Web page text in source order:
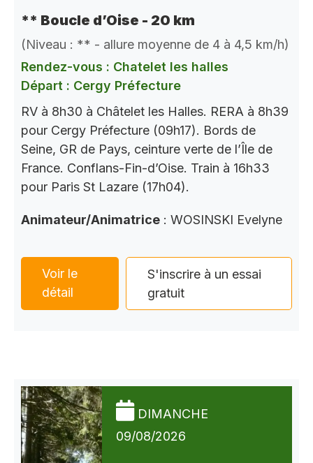
** Boucle d’Oise - 20 km
(Niveau : ** - allure moyenne de 4 à 4,5 km/h)
Rendez-vous : Chatelet les halles
Départ : Cergy Préfecture
RV à 8h30 à Châtelet les Halles. RERA à 8h39
pour Cergy Préfecture (09h17). Bords de
Seine, GR de Pays, ceinture verte de l’Île de
France. Conflans-Fin-d’Oise. Train à 16h33
pour Paris St Lazare (17h04).
Animateur/Animatrice : WOSINSKI Evelyne
Voir le
détail
S'inscrire à un essai
gratuit
DIMANCHE
09/08/2026